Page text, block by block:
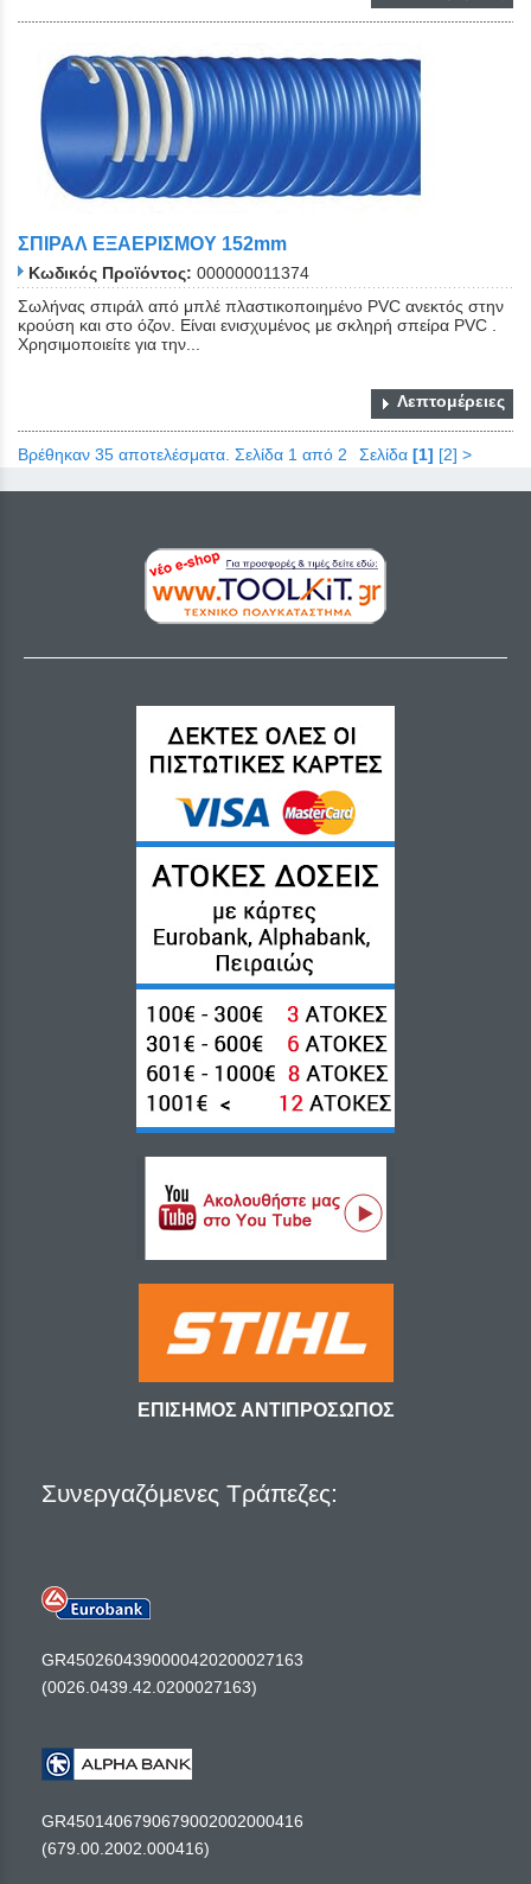
ΣΠΙΡΑΛ ΕΞΑΕΡΙΣΜΟΥ 152mm
Κωδικός Προϊόντος: 000000011374
Σωλήνας σπιράλ από μπλέ πλαστικοποιημένο PVC ανεκτός στην
κρούση και στο όζον. Είναι ενισχυμένος με σκληρή σπείρα PVC .
Χρησιμοποιείτε για την...
Λεπτομέρειες
Βρέθηκαν 35 αποτελέσματα. Σελίδα 1 από 2 Σελίδα [1] [2] >
ΕΠΙΣΗΜΟΣ ΑΝΤΙΠΡΟΣΩΠΟΣ
Συνεργαζόμενες Τράπεζες:
GR4502604390000420200027163
(0026.0439.42.0200027163)
GR4501406790679002002000416
(679.00.2002.000416)